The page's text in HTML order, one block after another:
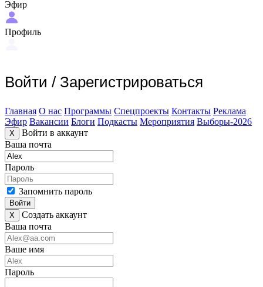
Эфир
Профиль
Войти / Зарегистрироваться
Главная О нас Программы Спецпроекты Контакты Реклама
Эфир Вакансии Блоги Подкасты Мероприятия Выборы-2026
X
Войти в аккаунт
Ваша почта
Пароль
Запомнить пароль
Войти
X
Создать аккаунт
Ваша почта
Ваше имя
Пароль